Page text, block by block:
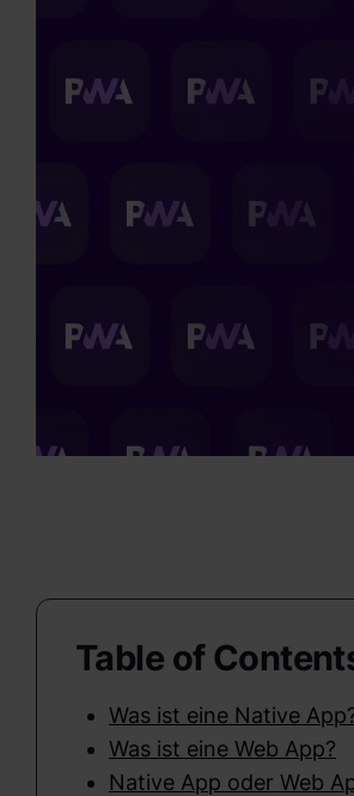
Table of
Was ist eine Native
Was ist eine Web App?
Native App oder Web